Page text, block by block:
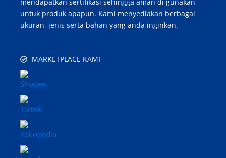
untuk produk apapun. Kami menyediakan berbagai
ukuran, jenis serta bahan yang anda inginkan.
MARKETPLACE KAMI